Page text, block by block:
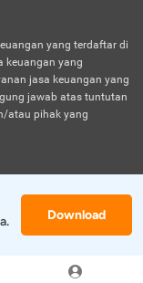
yang terdaftar di
keuangan yang
jasa keuangan yang
jawab atas tuntutan
atau pihak yang
Download